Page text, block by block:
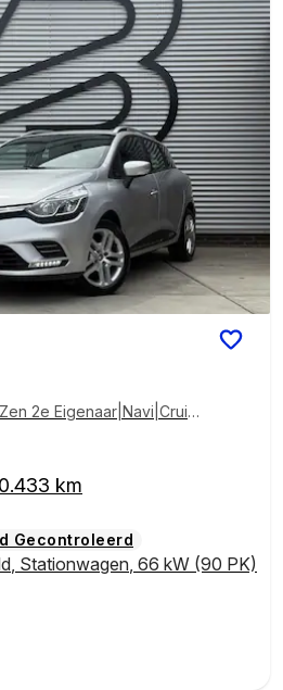
2e Eigenaar|Navi|Cruise
km
Gecontroleerd
, Stationwagen, 66 kW (90 PK)